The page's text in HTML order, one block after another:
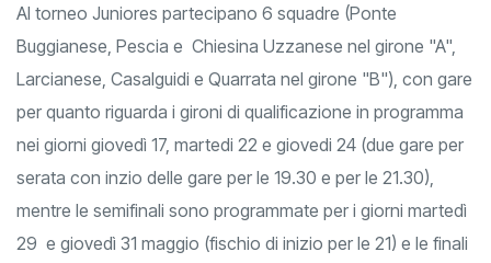
Al torneo Juniores partecipano 6 squadre (Ponte
Buggianese, Pescia e Chiesina Uzzanese nel girone "A",
Larcianese, Casalguidi e Quarrata nel girone "B"), con gare
per quanto riguarda i gironi di qualificazione in programma
nei giorni giovedì 17, martedi 22 e giovedi 24 (due gare per
serata con inzio delle gare per le 19.30 e per le 21.30),
mentre le semifinali sono programmate per i giorni martedì
29 e giovedì 31 maggio (fischio di inizio per le 21) e le finali